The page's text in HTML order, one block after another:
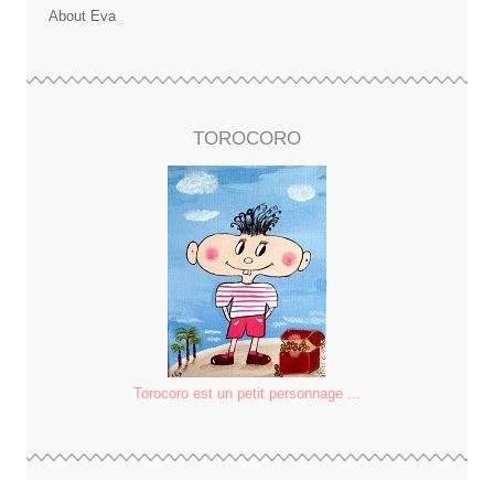
About Eva
TOROCORO
Torocoro est un petit personnage ...